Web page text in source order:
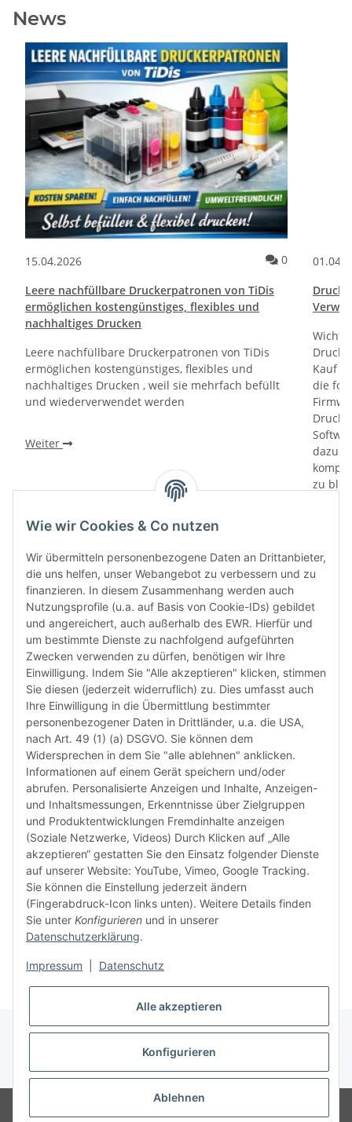
News
15.04.2026 Kommentare
0
Leere nachfüllbare Druckerpatronen von TiDis
ermöglichen kostengünstiges, flexibles und
nachhaltiges Drucken
Leere nachfüllbare Druckerpatronen von TiDis
ermöglichen kostengünstiges, flexibles und
nachhaltiges Drucken , weil sie mehrfach befüllt
und wiederverwendet werden
Weiter
Kauf
die
dazu
zu
„6-
das
dass
* Alle Preise inkl. gesetzlicher USt., zzgl.Versand
Wie wir Cookies & Co nutzen
Wir übermitteln personenbezogene Daten an Drittanbieter,
die uns helfen, unser Webangebot zu verbessern und zu
finanzieren. In diesem Zusammenhang werden auch
Nutzungsprofile (u.a. auf Basis von Cookie-IDs) gebildet
und angereichert, auch außerhalb des EWR. Hierfür und
um bestimmte Dienste zu nachfolgend aufgeführten
Zwecken verwenden zu dürfen, benötigen wir Ihre
Einwilligung. Indem Sie "Alle akzeptieren" klicken, stimmen
Sie diesen (jederzeit widerruflich) zu. Dies umfasst auch
Ihre Einwilligung in die Übermittlung bestimmter
personenbezogener Daten in Drittländer, u.a. die USA,
nach Art. 49 (1) (a) DSGVO. Sie können dem
Widersprechen in dem Sie "alle ablehnen" anklicken.
Informationen auf einem Gerät speichern und/oder
abrufen. Personalisierte Anzeigen und Inhalte, Anzeigen-
und Inhaltsmessungen, Erkenntnisse über Zielgruppen
und Produktentwicklungen Fremdinhalte anzeigen
(Soziale Netzwerke, Videos) Durch Klicken auf „Alle
akzeptieren“ gestatten Sie den Einsatz folgender Dienste
auf unserer Website: YouTube, Vimeo, Google Tracking.
Sie können die Einstellung jederzeit ändern
(Fingerabdruck-Icon links unten). Weitere Details finden
Sie unter Konfigurieren und in unserer
Datenschutzerklärung.
Impressum Datenschutz
Alle akzeptieren
Konfigurieren
Ablehnen